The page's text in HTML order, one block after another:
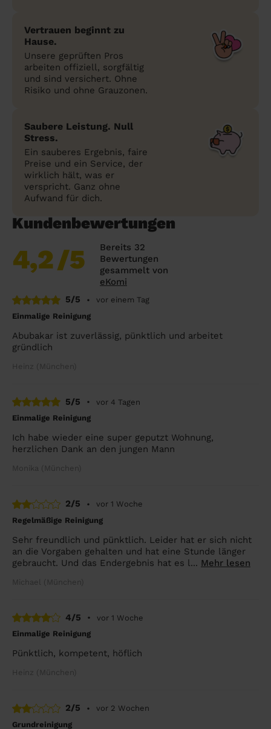
Vertrauen beginnt zu
Hause.
Unsere geprüften Pros
arbeiten offiziell, sorgfältig
und sind versichert. Ohne
Risiko und ohne Grauzonen.
Saubere Leistung. Null
Stress.
Ein sauberes Ergebnis, faire
Preise und ein Service, der
wirklich hält, was er
verspricht. Ganz ohne
Aufwand für dich.
Kundenbewertungen
4,2/5
Bereits 32
Bewertungen
gesammelt von
eKomi
5/5
•
vor einem Tag
Einmalige Reinigung
Abubakar ist zuverlässig, pünktlich und arbeitet
gründlich
Heinz (München)
5/5 •
vor 4 Tagen
Einmalige Reinigung
Ich habe wieder eine super geputzt Wohnung,
herzlichen Dank an den jungen Mann
Monika (München)
2/5 •
vor 1 Woche
Regelmäßige Reinigung
Sehr freundlich und pünktlich. Leider hat er sich nicht
an die Vorgaben gehalten und hat eine Stunde länger
gebraucht. Und das Endergebnis hat es l... Mehr lesen
Michael (München)
4/5 •
vor 1 Woche
Einmalige Reinigung
Pünktlich, kompetent, höflich
Heinz (München)
2/5 •
vor 2 Wochen
Grundreinigung